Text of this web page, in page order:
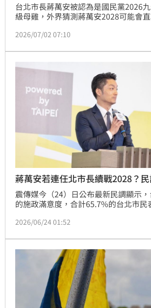
台北市長蔣萬安被認為是國民黨2026
級母雞，外界猜測蔣萬安2028可能會
全沒有想2028的事情」。台北市研考會
2026/07/02 07:10
蔣萬安若連任北市長續戰2028？
震傳媒今（24）日公布最新民調顯示
的施政滿意度，合計65.7%的台北市民
下降3.5%，不滿意度上升3.2%。整體
果在年底連任台北市長，台北市民支
參選2028總統大選？民調顯示，
支持，48.9%表示不支持。
2026/06/24 01:52